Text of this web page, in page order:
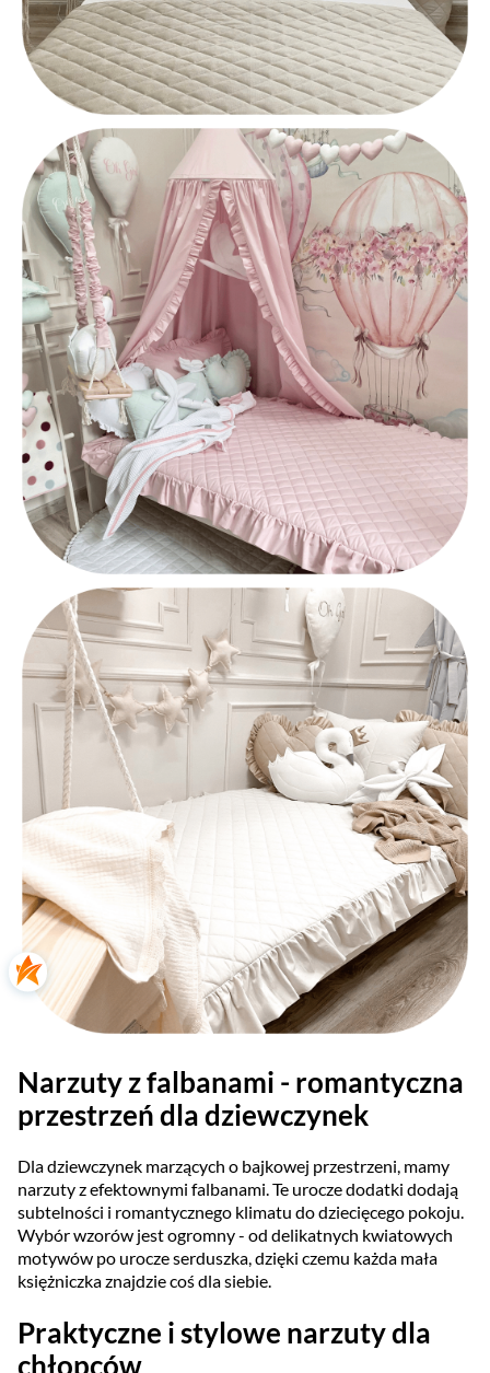
Narzuty z falbanami - romantyczna
przestrzeń dla dziewczynek
Dla dziewczynek marzących o bajkowej przestrzeni, mamy
narzuty z efektownymi falbanami. Te urocze dodatki dodają
subtelności i romantycznego klimatu do dziecięcego pokoju.
Wybór wzorów jest ogromny - od delikatnych kwiatowych
motywów po urocze serduszka, dzięki czemu każda mała
księżniczka znajdzie coś dla siebie.
Praktyczne i stylowe narzuty dla
chłopców